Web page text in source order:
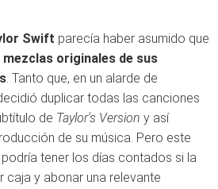
Swift parecía haber asumido que
originales de sus
. Tanto que, en un alarde de
duplicar todas las canciones
de Taylor's Version y así
de su música. Pero este
tener los días contados si la
caja y abonar una relevante